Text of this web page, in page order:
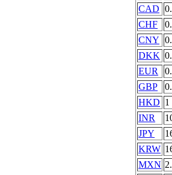
CAD
CHF
CNY
DKK
EUR
GBP
HKD 1
INR
JPY
KRW
MXN